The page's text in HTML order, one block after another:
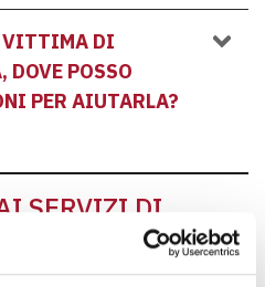
VITTIMA DI
POSSO
PER AIUTARLA?
SERVIZI DI
CITTÀ DI MILANO